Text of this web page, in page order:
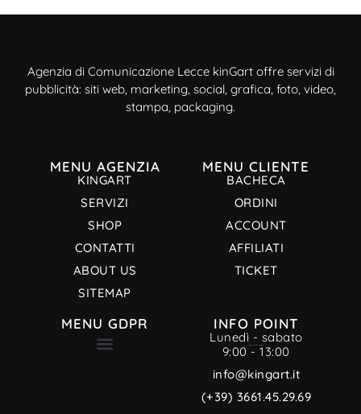
Agenzia di Comunicazione Lecce kinGart offre servizi di
pubblicità: siti web, marketing, social, grafica, foto, video,
stampa, packaging.
MENU AGENZIA
KINGART
SERVIZI
SHOP
CONTATTI
ABOUT US
SITEMAP
MENU CLIENTE
BACHECA
ORDINI
ACCOUNT
AFFILIATI
TICKET
MENU GDPR INFO POINT
Lunedì - sabato
9:00 - 13:00
info@kingart.it
(+39) 3661.45.29.69